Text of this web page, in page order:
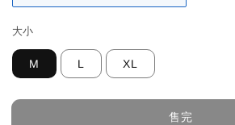
大小
M L XL
售完